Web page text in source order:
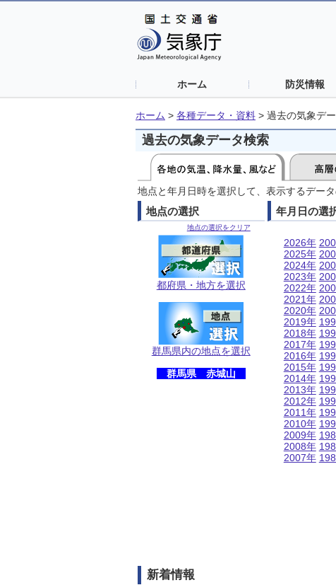
ホーム 防災情報
ホーム > 各種データ・資料 > 過去の気象デ
過去の気象データ検索
地点と年月日時を選択して、表示するデー
地点の選択
地点の選択をクリア
都府県・地方を選択
群馬県内の地点を選択
群馬県 赤城山
年月日の選
2026年
2025年
2024年
2023年
2022年
2021年
2020年
2019年
2018年
2017年
2016年
2015年
2014年
2013年
2012年
2011年
2010年
2009年
2008年
2007年
新着情報